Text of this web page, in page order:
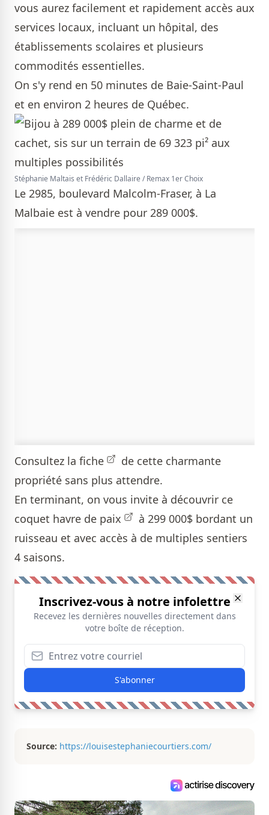
vous aurez facilement et rapidement accès aux
services locaux, incluant un hôpital, des
établissements scolaires et plusieurs
commodités essentielles.
On s'y rend en 50 minutes de Baie-Saint-Paul
et en environ 2 heures de Québec.
Stéphanie Maltais et Frédéric Dallaire / Remax 1er Choix
Le 2985, boulevard Malcolm-Fraser, à La
Malbaie est à vendre pour 289 000$.
Consultez la fiche
de cette charmante
propriété sans plus attendre.
En terminant, on vous invite à découvrir ce
coquet havre de paix
à 299 000$ bordant un
ruisseau et avec accès à de multiples sentiers
4 saisons.
Inscrivez-vous à notre infolettre
Recevez les dernières nouvelles directement dans
votre boîte de réception.
S'abonner
Source: https://louisestephaniecourtiers.com/